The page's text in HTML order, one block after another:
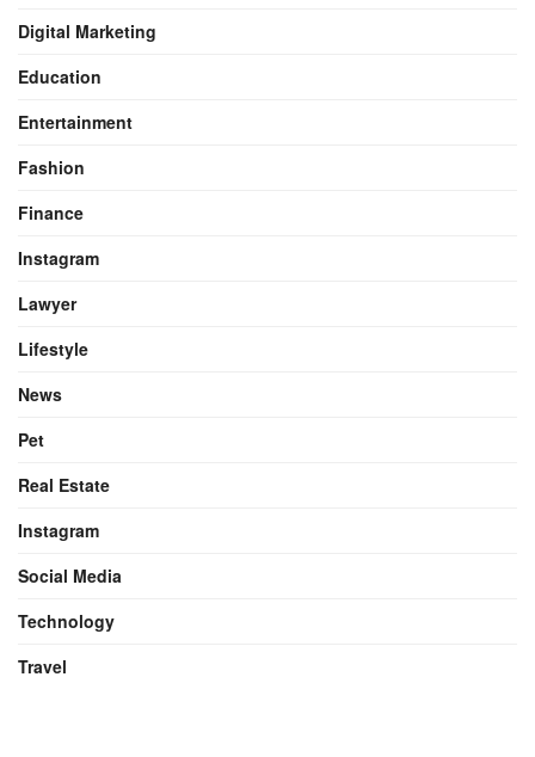
Digital Marketing
Education
Entertainment
Fashion
Finance
Instagram
Lawyer
Lifestyle
News
Pet
Real Estate
Instagram
Social Media
Technology
Travel